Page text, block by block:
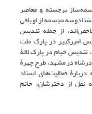
برجسته و معاصر
مجسمه از او باقی
از جمله تندیس
امیرکبیر در پارک ملت
خیام در پارک لالۀ
در مشهد، طرح چهرۀ
فعالیت‌های استاد
از دخترشان، خانم